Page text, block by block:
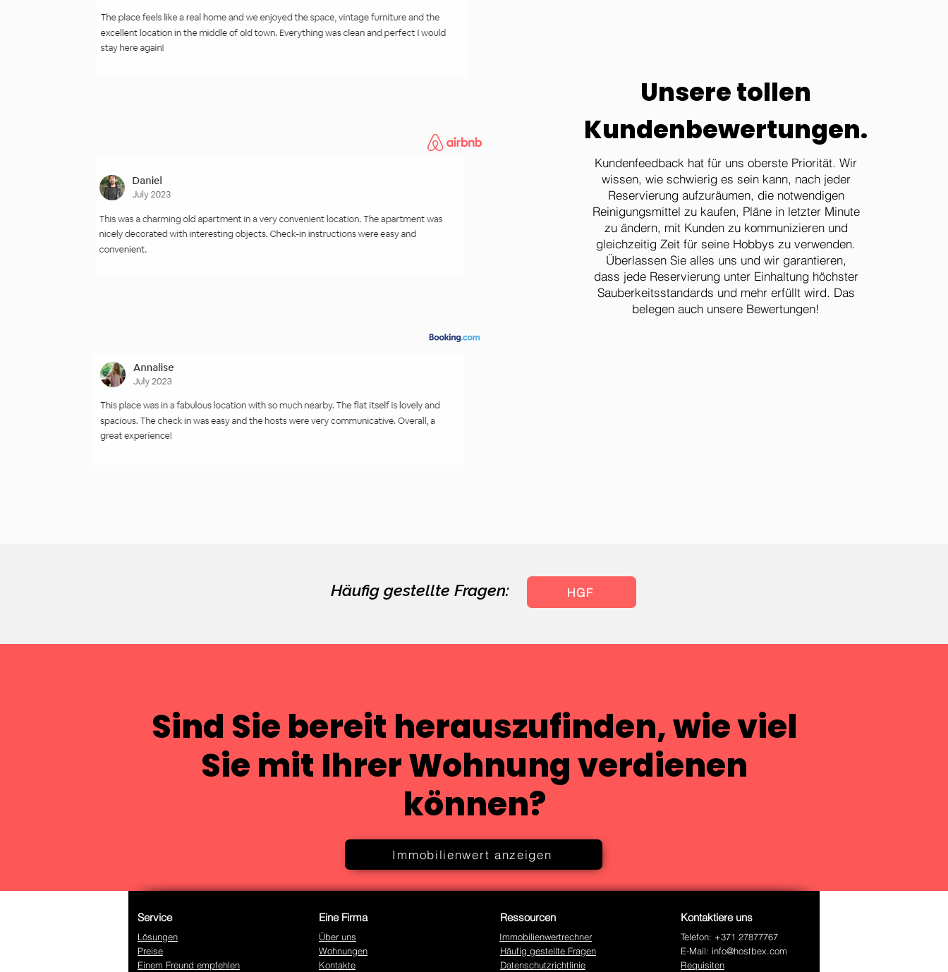
Unsere tollen
Kundenbewertungen.
Kundenfeedback hat für uns oberste Priorität. Wir
wissen, wie schwierig es sein kann, nach jeder
Reservierung aufzuräumen, die notwendigen
Reinigungsmittel zu kaufen, Pläne in letzter Minute
zu ändern, mit Kunden zu kommunizieren und
gleichzeitig Zeit für seine Hobbys zu verwenden.
Überlassen Sie alles uns und wir garantieren,
dass jede Reservierung unter Einhaltung höchster
Sauberkeitsstandards und mehr erfüllt wird. Das
belegen auch unsere Bewertungen!
Häufig gestellte Fragen: HGF
Sind Sie bereit herauszufinden, wie viel
Sie mit Ihrer Wohnung verdienen
können?
Immobilienwert anzeigen
Service
Lösungen
Preise
Einem Freund empfehlen
Eine Firma
Über uns
Wohnungen
Kontakte
Ressourcen
Immobilienwertrechner
Häufig gestellte Fragen
Datenschutzrichtlinie
Kontaktiere uns
Telefon: +371 27877767
E-Mail: info@hostbex.com
Requisiten